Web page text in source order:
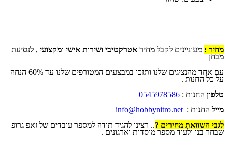
מחיר : מעוניינים לקבל מחיר אטרקטיבי ושירות אישי ומקצועי , לנסיעת
מבחן
עם אחד מהנציגים שלנו ותזכו במבצעים המטורפים שלנו עד 60% הנחה
על כל החנות .
טלפון החנות : 0545978586
מייל החנות : info@hobbynitro.net
לגבי השוואת מחירים ?.. רצינו להגיד תודה למספר עובדים של זאפ גרופ
שבחר בנו ולעוד מספר מוסדות וארגונים .